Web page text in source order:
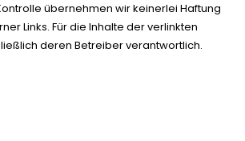
übernehmen wir keinerlei Haftung
Links. Für die Inhalte der verlinkten
deren Betreiber verantwortlich.